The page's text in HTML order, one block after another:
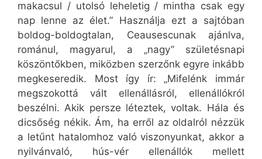
makacsul / utolsó leheletig / mintha csak egy
nap lenne az élet.” Használja ezt a sajtóban
boldog-boldogtalan, Ceausescunak ajánlva,
románul, magyarul, a „nagy” születésnapi
köszöntőkben, miközben szerzőnk egyre inkább
megkeseredik. Most így ír: „Mifelénk immár
megszokottá vált ellenállásról, ellenállókról
beszélni. Akik persze léteztek, voltak. Hála és
dicsőség nékik. Ám, ha erről az oldalról nézzük
a letűnt hatalomhoz való viszonyunkat, akkor a
nyilvánvaló, hús-vér ellenállók mellett